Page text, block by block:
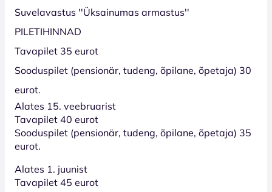
Suvelavastus ''Üksainumas armastus''
PILETIHINNAD
Tavapilet 35 eurot
Sooduspilet (pensionär, tudeng, õpilane, õpetaja) 30
eurot.
Alates 15. veebruarist
Tavapilet 40 eurot
Sooduspilet (pensionär, tudeng, õpilane, õpetaja) 35
eurot.
Alates 1. juunist
Tavapilet 45 eurot